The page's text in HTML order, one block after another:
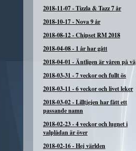
2018-11-07-Tizzla & Tazz 7 år
2018-10-17-Nova 9 år
2018-08-12-Chipset RM 2018
2018-04-08- 1 år har gått
2018-04-01 -Äntligen är våren på
2018-03-31 -7 veckor och fullt ös
2018-03-11 -6 veckor och livet leker
2018-03-02-Lilltjejen har fått ett
passande namn
2018-02-23-4 veckor och lugnet i
valplådan är över
2018-02-16-Hej världen